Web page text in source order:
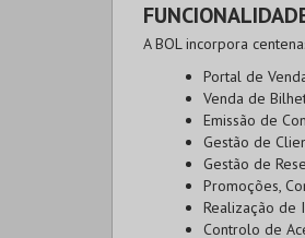
A BOL incorpora
Portal de
Venda de
Emissão de
Gestão de
Gestão de
Promoções,
Realização de
Controlo de